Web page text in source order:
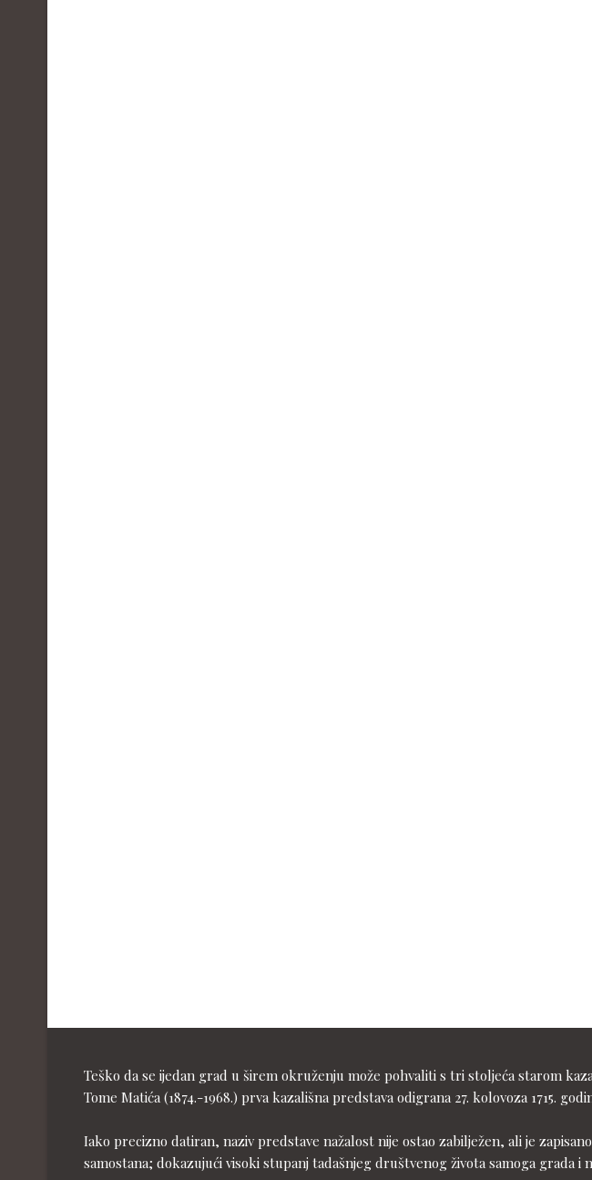
Teško da se ijedan grad u širem okruženju može pohvaliti s tri stoljeća starom
Tome Matića (1874.-1968.) prva kazališna predstava odigrana 27. kolovoza 1715.
Iako precizno datiran, naziv predstave nažalost nije ostao zabilježen, ali je
samostana; dokazujući visoki stupanj tadašnjeg društvenog života samoga grada i